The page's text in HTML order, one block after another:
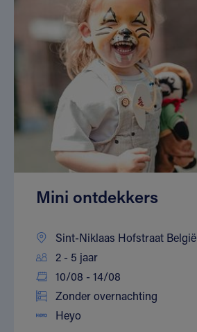
Mini ontdekkers
Sint-Niklaas Hofstraat België
2 - 5 jaar
10/08 - 14/08
Zonder overnachting
Heyo